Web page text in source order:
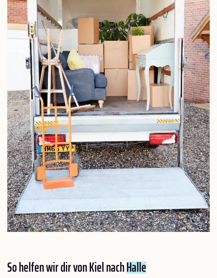
So helfen wir dir von Kiel nachHalle